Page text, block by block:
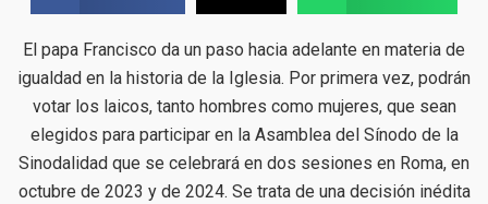
El papa Francisco da un paso hacia adelante en materia de
igualdad en la historia de la Iglesia. Por primera vez, podrán
votar los laicos, tanto hombres como mujeres, que sean
elegidos para participar en la Asamblea del Sínodo de la
Sinodalidad que se celebrará en dos sesiones en Roma, en
octubre de 2023 y de 2024. Se trata de una decisión inédita